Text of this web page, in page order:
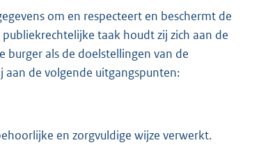
om en respecteert en beschermt de
taak houdt zij zich aan de
als de doelstellingen van de
de volgende uitgangspunten:
en zorgvuldige wijze verwerkt.